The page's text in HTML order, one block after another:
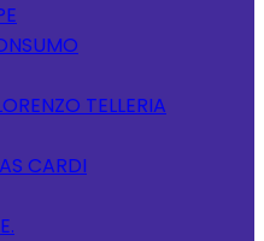
TELLERIA
CARDI